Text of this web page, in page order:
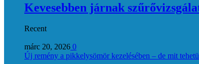
Kevesebben járnak
Recent
márc 20, 2026 0
Új remény a pikkelysömör kezelésében – de mit